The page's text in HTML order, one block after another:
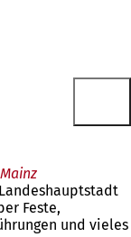
Feste,
und vieles